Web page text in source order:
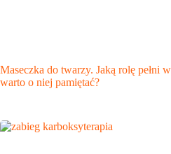
Maseczka do twarzy. Jaką rolę pełni
warto o niej pamiętać?